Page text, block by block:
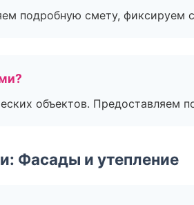
подробную смету, фиксируем
объектов. Предоставляем
Фасады и утепление